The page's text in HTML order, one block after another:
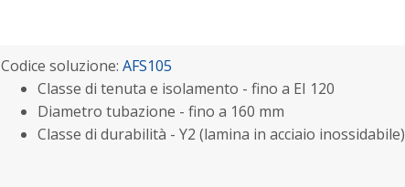
Codice soluzione: AFS105
Classe di tenuta e isolamento - fino a EI 120
Diametro tubazione - fino a 160 mm
Classe di durabilità - Y2 (lamina in acciaio inossidabile)